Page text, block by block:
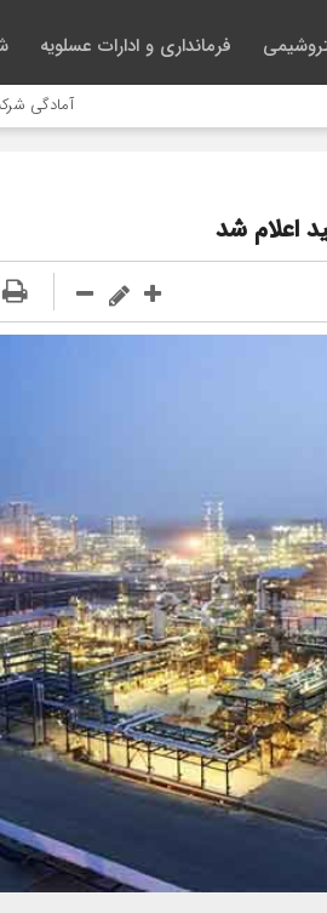
فرمانداری و ادارات عسلویه
آمادگی شرکت
اعلام شد